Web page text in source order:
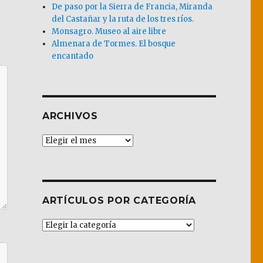
De paso por la Sierra de Francia, Miranda
del Castañar y la ruta de los tres ríos.
Monsagro. Museo al aire libre
Almenara de Tormes. El bosque
encantado
ARCHIVOS
Archivos
ARTÍCULOS POR CATEGORÍA
Artículos